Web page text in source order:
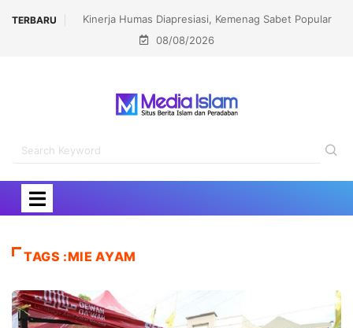
TERBARU
Kinerja Humas Diapresiasi, Kemenag Sabet Popular
Government Institutions Award 2026
08/08/2026
TAGS :MIE AYAM